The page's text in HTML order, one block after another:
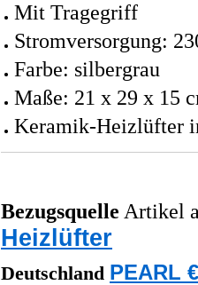
Mit Tragegriff
Stromversorgung:
Farbe: silbergrau
Maße: 21 x 29 x 15
Keramik-Heizlüfter
Bezugsquelle Artikel
Heizlüfter
Deutschland PEARL